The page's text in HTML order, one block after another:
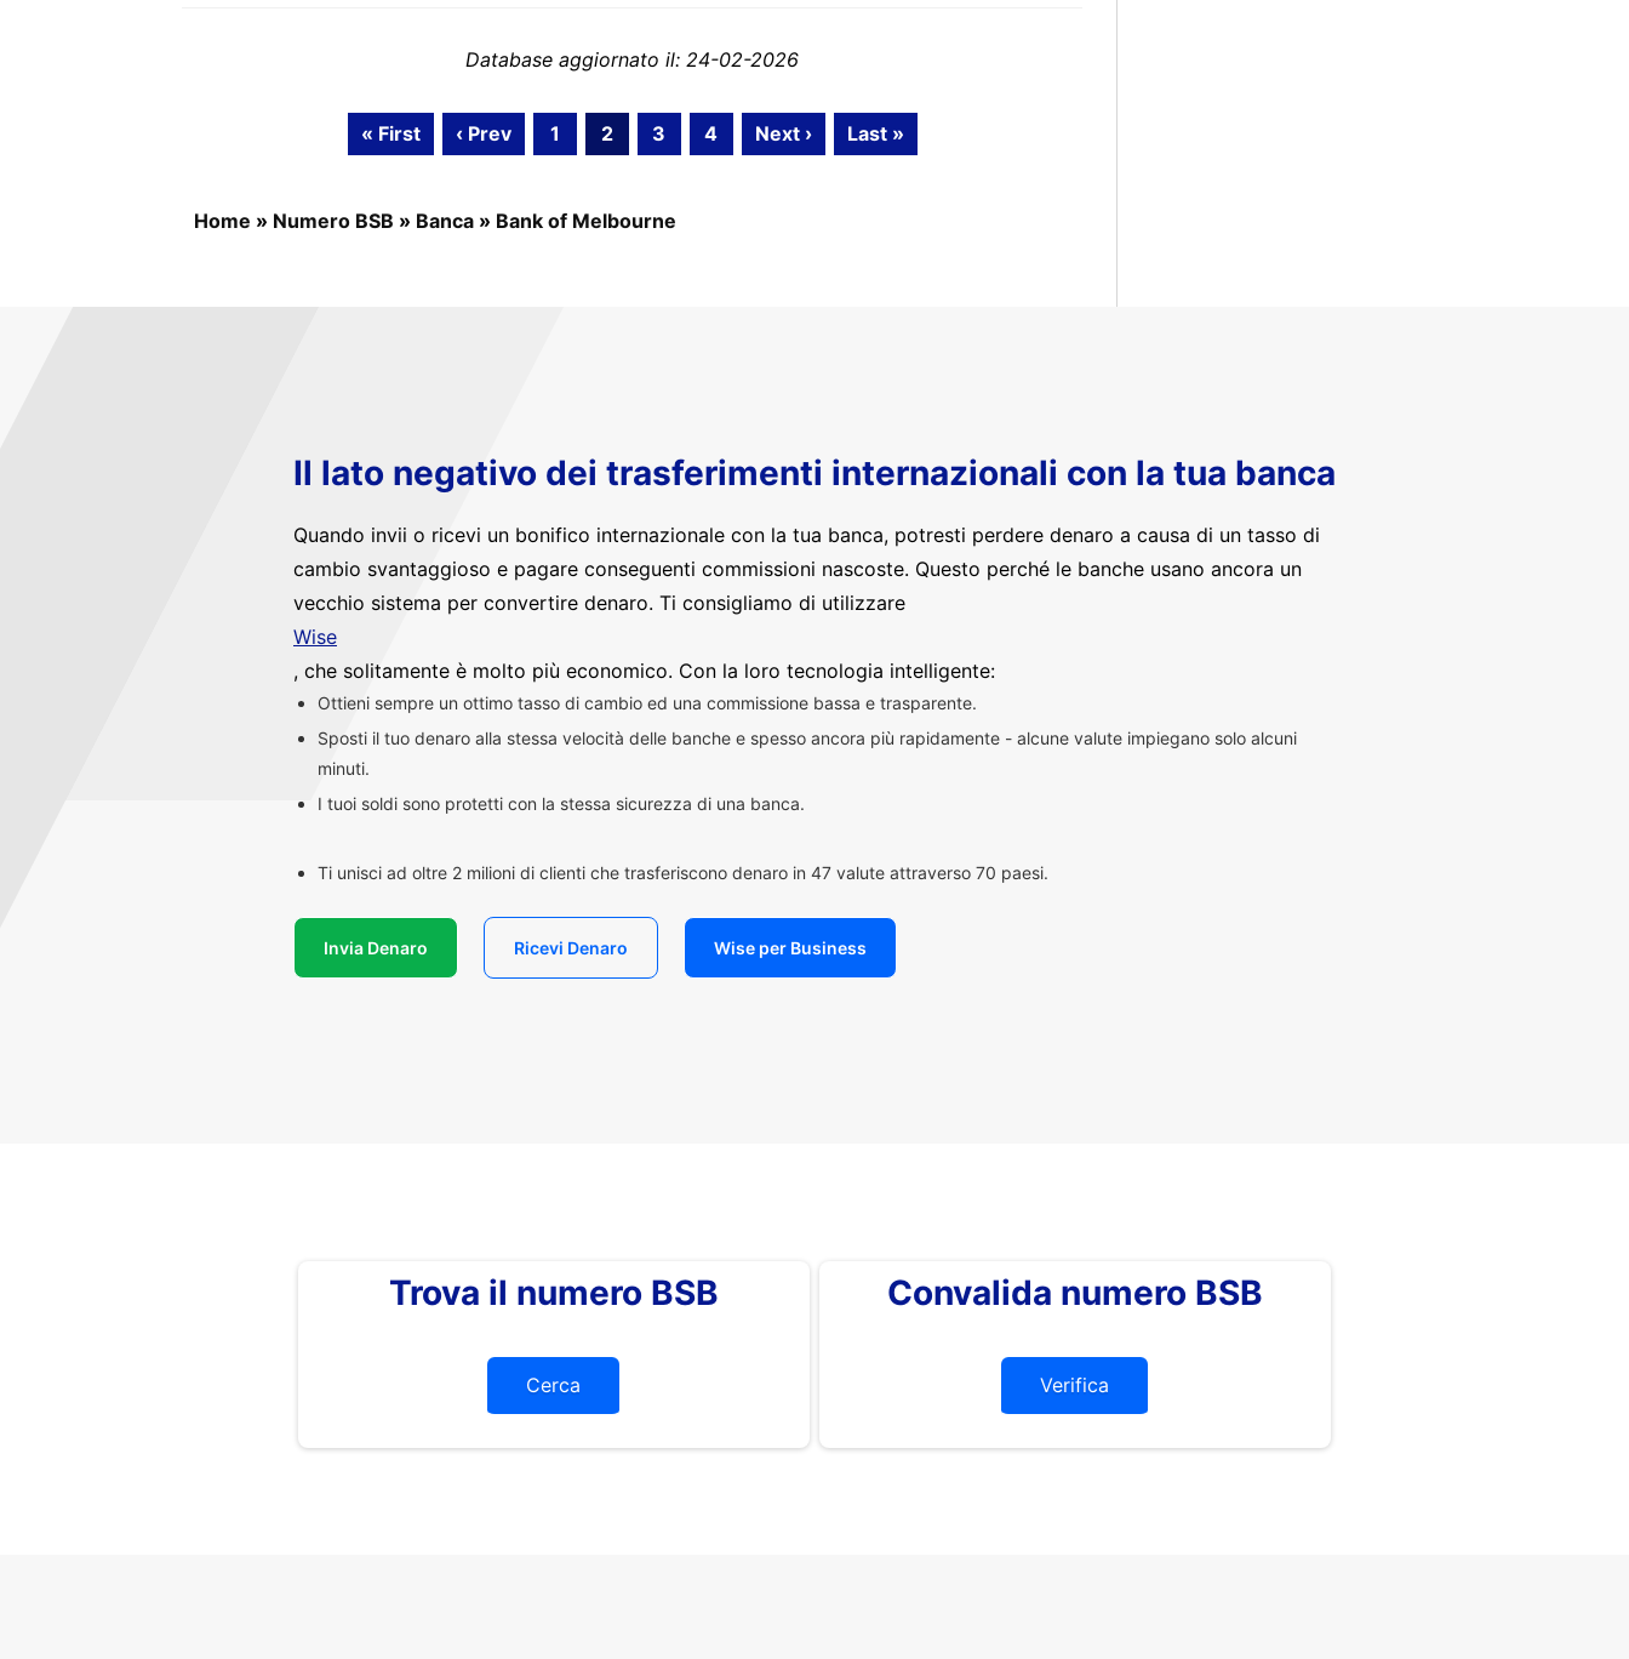
Database aggiornato il: 24-02-2026
« First ‹ Prev 1 2 3 4 Next › Last »
Home » Numero BSB » Banca » Bank of Melbourne
Il lato negativo dei trasferimenti internazionali con la tua banca
Quando invii o ricevi un bonifico internazionale con la tua banca, potresti perdere denaro a causa di un tasso di
cambio svantaggioso e pagare conseguenti commissioni nascoste. Questo perché le banche usano ancora un
vecchio sistema per convertire denaro. Ti consigliamo di utilizzare
Wise
, che solitamente è molto più economico. Con la loro tecnologia intelligente:
Ottieni sempre un ottimo tasso di cambio ed una commissione bassa e trasparente.
Sposti il tuo denaro alla stessa velocità delle banche e spesso ancora più rapidamente - alcune valute impiegano solo alcuni
minuti.
I tuoi soldi sono protetti con la stessa sicurezza di una banca.
Ti unisci ad oltre 2 milioni di clienti che trasferiscono denaro in 47 valute attraverso 70 paesi.
Invia Denaro Ricevi Denaro Wise per Business
Trova il numero BSB
Cerca
Convalida numero BSB
Verifica